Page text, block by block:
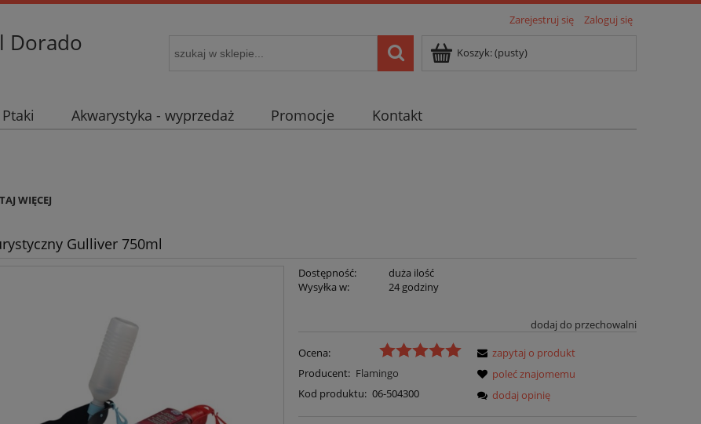
Zarejestruj się Zaloguj się
Dorado Koszyk:(pusty)
Ptaki Akwarystyka - wyprzedaż Promocje Kontakt
WIĘCEJ
Gulliver 750ml
Dostępność:
duża ilość
Wysyłka w:
24 godziny
dodaj do przechowalni
Ocena:
Producent: Flamingo
Kod produktu: 06-504300
zapytaj o produkt
poleć znajomemu
dodaj opinię